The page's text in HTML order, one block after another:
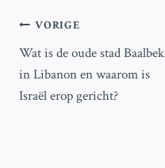
Bericht
navigatie
VORIGE
Wat is de oude stad Baalbek
in Libanon en waarom is
Israël erop gericht?